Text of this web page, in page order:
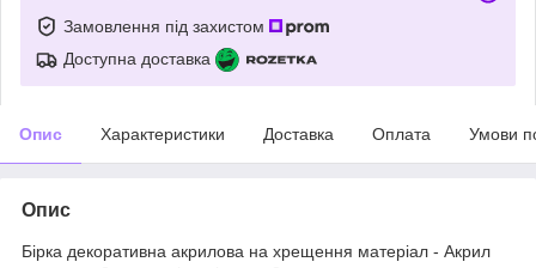
Замовлення під захистом
Доступна доставка
Опис Характеристики Доставка Оплата Умови
Опис
Бірка декоративна акрилова на хрещення матеріал - Акрил